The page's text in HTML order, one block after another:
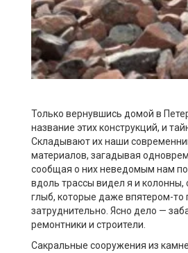
Только вернувшись домой в
название этих конструкций, и
Складывают их наши
материалов, загадывая
сообщая о них неведомым нам
вдоль трассы видел я и колонны,
глыб, которые даже впятером-то
затруднительно. Ясно дело —
ремонтники и строители.
Сакральные сооружения из